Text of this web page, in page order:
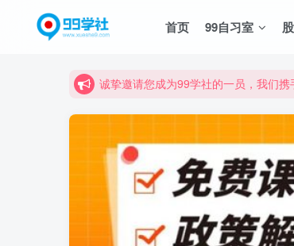
首页 99自习室
诚挚邀请您成为99学社的一员，我们携
诚挚邀请您成为99学社的一员，我们携
学习路上不孤独，99学社与你同行！